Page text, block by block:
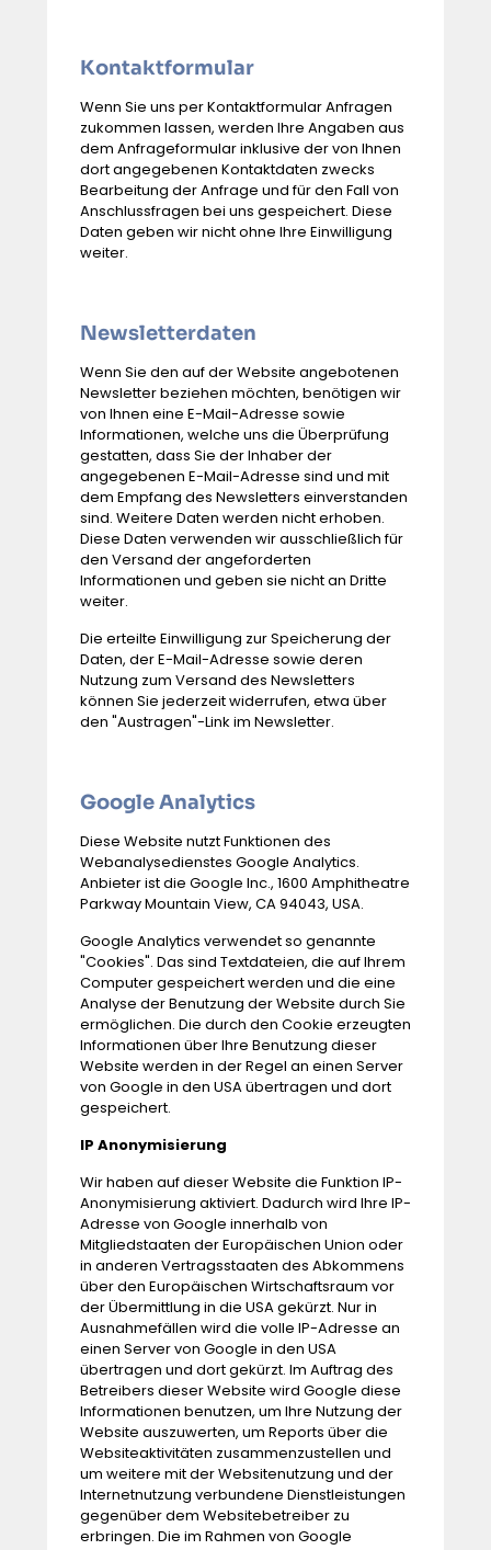
Kontaktformular
Wenn Sie uns per Kontaktformular Anfragen
zukommen lassen, werden Ihre Angaben aus
dem Anfrageformular inklusive der von Ihnen
dort angegebenen Kontaktdaten zwecks
Bearbeitung der Anfrage und für den Fall von
Anschlussfragen bei uns gespeichert. Diese
Daten geben wir nicht ohne Ihre Einwilligung
weiter.
Newsletterdaten
Wenn Sie den auf der Website angebotenen
Newsletter beziehen möchten, benötigen wir
von Ihnen eine E-Mail-Adresse sowie
Informationen, welche uns die Überprüfung
gestatten, dass Sie der Inhaber der
angegebenen E-Mail-Adresse sind und mit
dem Empfang des Newsletters einverstanden
sind. Weitere Daten werden nicht erhoben.
Diese Daten verwenden wir ausschließlich für
den Versand der angeforderten
Informationen und geben sie nicht an Dritte
weiter.
Die erteilte Einwilligung zur Speicherung der
Daten, der E-Mail-Adresse sowie deren
Nutzung zum Versand des Newsletters
können Sie jederzeit widerrufen, etwa über
den "Austragen"-Link im Newsletter.
Google Analytics
Diese Website nutzt Funktionen des
Webanalysedienstes Google Analytics.
Anbieter ist die Google Inc., 1600 Amphitheatre
Parkway Mountain View, CA 94043, USA.
Google Analytics verwendet so genannte
"Cookies". Das sind Textdateien, die auf Ihrem
Computer gespeichert werden und die eine
Analyse der Benutzung der Website durch Sie
ermöglichen. Die durch den Cookie erzeugten
Informationen über Ihre Benutzung dieser
Website werden in der Regel an einen Server
von Google in den USA übertragen und dort
gespeichert.
IP Anonymisierung
Wir haben auf dieser Website die Funktion IP-
Anonymisierung aktiviert. Dadurch wird Ihre IP-
Adresse von Google innerhalb von
Mitgliedstaaten der Europäischen Union oder
in anderen Vertragsstaaten des Abkommens
über den Europäischen Wirtschaftsraum vor
der Übermittlung in die USA gekürzt. Nur in
Ausnahmefällen wird die volle IP-Adresse an
einen Server von Google in den USA
übertragen und dort gekürzt. Im Auftrag des
Betreibers dieser Website wird Google diese
Informationen benutzen, um Ihre Nutzung der
Website auszuwerten, um Reports über die
Websiteaktivitäten zusammenzustellen und
um weitere mit der Websitenutzung und der
Internetnutzung verbundene Dienstleistungen
gegenüber dem Websitebetreiber zu
erbringen. Die im Rahmen von Google